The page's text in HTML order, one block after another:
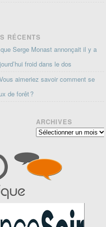
RÉCENTS
Serge Monast annonçait il y a
froid dans le dos
aimeriez savoir comment se
de forêt ?
ARCHIVES
Archives